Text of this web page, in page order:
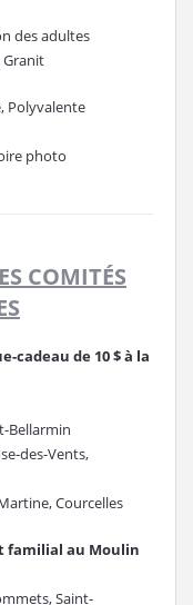
des adultes
Granit
Polyvalente
photo
COMITÉS
cadeau de 10 $ à la
Bellarmin
des-Vents,
Courcelles
familial au Moulin
Saint-